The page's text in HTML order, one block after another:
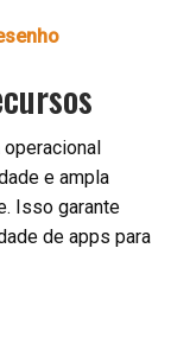
e ampla
Isso garante
de apps para